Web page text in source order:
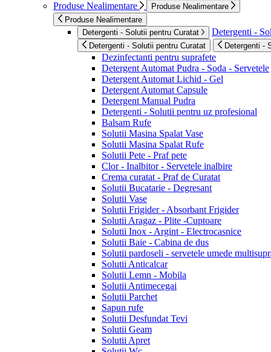
Produse Nealimentare
Produse Nealimentare
Produse Nealimentare
Detergenti - Solutii pentru Curatat
Detergenti -
Detergenti - Solutii pentru Curatat Detergenti -
Dezinfectanti pentru suprafete
Detergent Automat Pudra - Soda - Servetele
Detergent Automat Lichid - Gel
Detergent Automat Capsule
Detergent Manual Pudra
Detergenti - Solutii pentru uz profesional
Balsam Rufe
Solutii Masina Spalat Vase
Solutii Masina Spalat Rufe
Solutii Pete - Praf pete
Clor - Inalbitor - Servetele inalbire
Crema curatat - Praf de Curatat
Solutii Bucatarie - Degresant
Solutii Vase
Solutii Frigider - Absorbant Frigider
Solutii Aragaz - Plite -Cuptoare
Solutii Inox - Argint - Electrocasnice
Solutii Baie - Cabina de dus
Solutii pardoseli - servetele umede
Solutii Anticalcar
Solutii Lemn - Mobila
Solutii Antimecegai
Solutii Parchet
Sapun rufe
Solutii Desfundat Tevi
Solutii Geam
Solutii Apret